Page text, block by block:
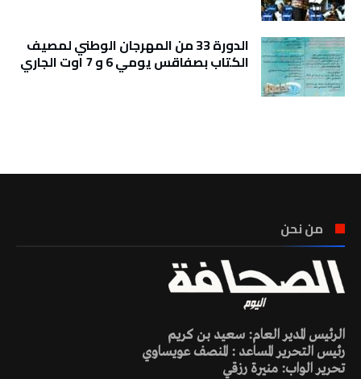
الدورة 33 من المهرجان الوطني لمصيف
الكتاب بصفاقس يومي 6 و 7 اوت الجاري
من نحن
الرئيس المدير العام: سعيد بن كريم
رئيس التحرير المساعد : المنصف عويساوي
تحرير الواب: منيرة رزقي